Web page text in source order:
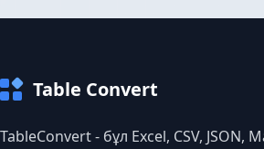
Table Convert
TableConvert - бұл Excel, CSV, JSON,